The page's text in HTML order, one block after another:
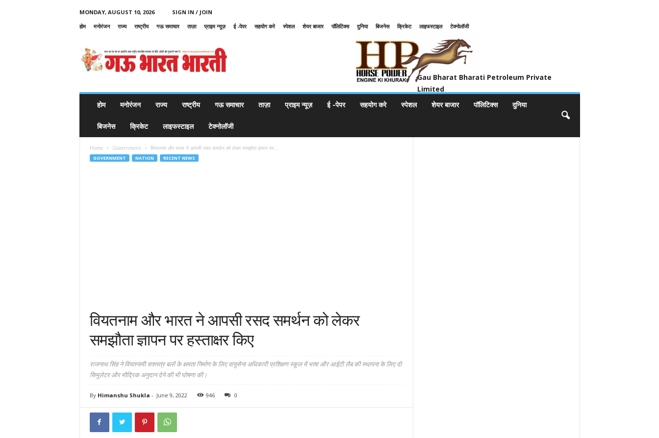
MONDAY, AUGUST 10, 2026
SIGN IN / JOIN
होम
मनोरंजन राज्य राष्ट्रीय गऊ समाचार ताज़ा प्राइम न्यूज़ ई -पेपर सहयोग करे स्पेशल शेयर बाजार पॉलिटिक्स दुनिया बिजनेस क्रिकेट लाइफस्टाइल
टेक्नोलॉजी
u
Gau Bharat Bharati Petroleum Private
Limited
होम
मनोरंजन राज्य राष्ट्रीय गऊ समाचार ताज़ा प्राइम न्यूज़ ई -पेपर सहयोग करे स्पेशल शेयर बाजार पॉलिटिक्स दुनिया
बिजनेस क्रिकेट लाइफस्टाइल टेक्नोलॉजी
Home Government वियतनाम और भारत ने आपसी रसद समर्थन को लेकर समझौता ज्ञापन पर...
GOVERNMENT NATION RECENT NEWS
वियतनाम और भारत ने आपसी रसद समर्थन को लेकर
समझौता ज्ञापन पर हस्ताक्षर किए
राजनाथ सिंह ने वियतनामी सशस्त्र बलों के क्षमता निर्माण के लिए वायुसेना अधिकारी प्रशिक्षण स्कूल में भाषा और आईटी लैब की स्थापना के लिए दो
सिमुलेटर और मौद्रिक अनुदान देने की भी घोषणा की।
By Himanshu Shukla - June 9, 2022 946 0